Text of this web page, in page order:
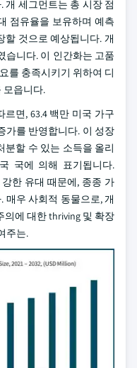
개 세그먼트는 총 시장 점
점유율을 보유하며 예측
할 것으로 예상됩니다. 개
습니다. 이 인간화는 고품
를 충족시키기 위하여 디
모읍니다.
르면, 63.4 백만 미국 가구
가를 반영합니다. 이 성장
분할 수 있는 소득을 올리
국에 의해 표기됩니다.
한 유대 때문에, 종종 가
매우 사회적 동물으로, 개
의에 대한 thriving 및 확장
주는.